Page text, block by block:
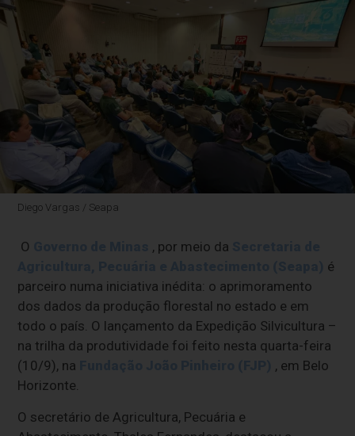
Diego Vargas / Seapa
O , por meio da
é
parceiro numa iniciativa inédita: o aprimoramento
dos dados da produção florestal no estado e em
todo o país. O lançamento da Expedição Silvicultura –
na trilha da produtividade foi feito nesta quarta-feira
(10/9), na
, em Belo
Horizonte.
O secretário de Agricultura, Pecuária e